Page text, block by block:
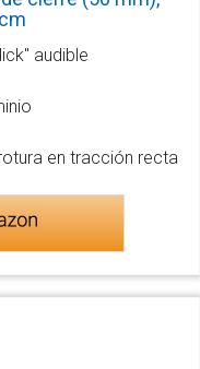
audible
en tracción recta